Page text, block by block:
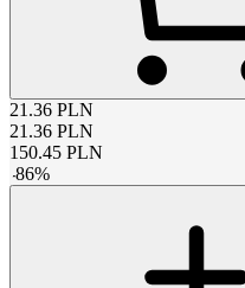
21.36 PLN
21.36 PLN
150.45 PLN
-86%